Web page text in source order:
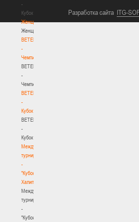
-
Кубок
Женщины
Женщины
BETERA
-
Чемпионат
BETERA
-
Чемпионат
BETERA
-
Кубок
BETERA
-
Кубок
Международный
турнир
-
"Кубок
Халипского"
Международный
турнир
-
"Кубок
Разработка сайта ITG-